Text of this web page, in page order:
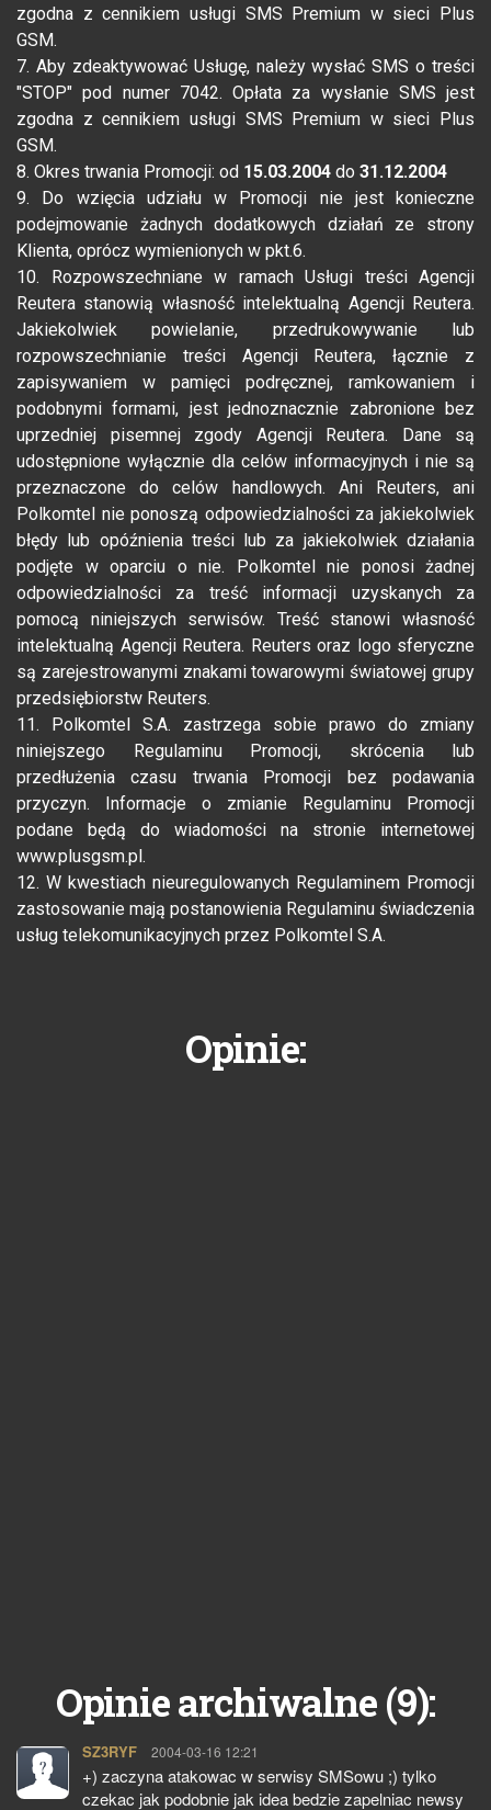
zgodna z cennikiem usługi SMS Premium w sieci Plus
GSM.
7. Aby zdeaktywować Usługę, należy wysłać SMS o treści
"STOP" pod numer 7042. Opłata za wysłanie SMS jest
zgodna z cennikiem usługi SMS Premium w sieci Plus
GSM.
8. Okres trwania Promocji: od 15.03.2004 do 31.12.2004
9. Do wzięcia udziału w Promocji nie jest konieczne
podejmowanie żadnych dodatkowych działań ze strony
Klienta, oprócz wymienionych w pkt.6.
10. Rozpowszechniane w ramach Usługi treści Agencji
Reutera stanowią własność intelektualną Agencji Reutera.
Jakiekolwiek powielanie, przedrukowywanie lub
rozpowszechnianie treści Agencji Reutera, łącznie z
zapisywaniem w pamięci podręcznej, ramkowaniem i
podobnymi formami, jest jednoznacznie zabronione bez
uprzedniej pisemnej zgody Agencji Reutera. Dane są
udostępnione wyłącznie dla celów informacyjnych i nie są
przeznaczone do celów handlowych. Ani Reuters, ani
Polkomtel nie ponoszą odpowiedzialności za jakiekolwiek
błędy lub opóźnienia treści lub za jakiekolwiek działania
podjęte w oparciu o nie. Polkomtel nie ponosi żadnej
odpowiedzialności za treść informacji uzyskanych za
pomocą niniejszych serwisów. Treść stanowi własność
intelektualną Agencji Reutera. Reuters oraz logo sferyczne
są zarejestrowanymi znakami towarowymi światowej grupy
przedsiębiorstw Reuters.
11. Polkomtel S.A. zastrzega sobie prawo do zmiany
niniejszego Regulaminu Promocji, skrócenia lub
przedłużenia czasu trwania Promocji bez podawania
przyczyn. Informacje o zmianie Regulaminu Promocji
podane będą do wiadomości na stronie internetowej
www.plusgsm.pl.
12. W kwestiach nieuregulowanych Regulaminem Promocji
zastosowanie mają postanowienia Regulaminu świadczenia
usług telekomunikacyjnych przez Polkomtel S.A.
Opinie:
Opinie archiwalne (9):
SZ3RYF pisze:
2004-03-16 12:21
+) zaczyna atakowac w serwisy SMSowu ;) tylko
czekac jak podobnie jak idea bedzie zapelniac newsy